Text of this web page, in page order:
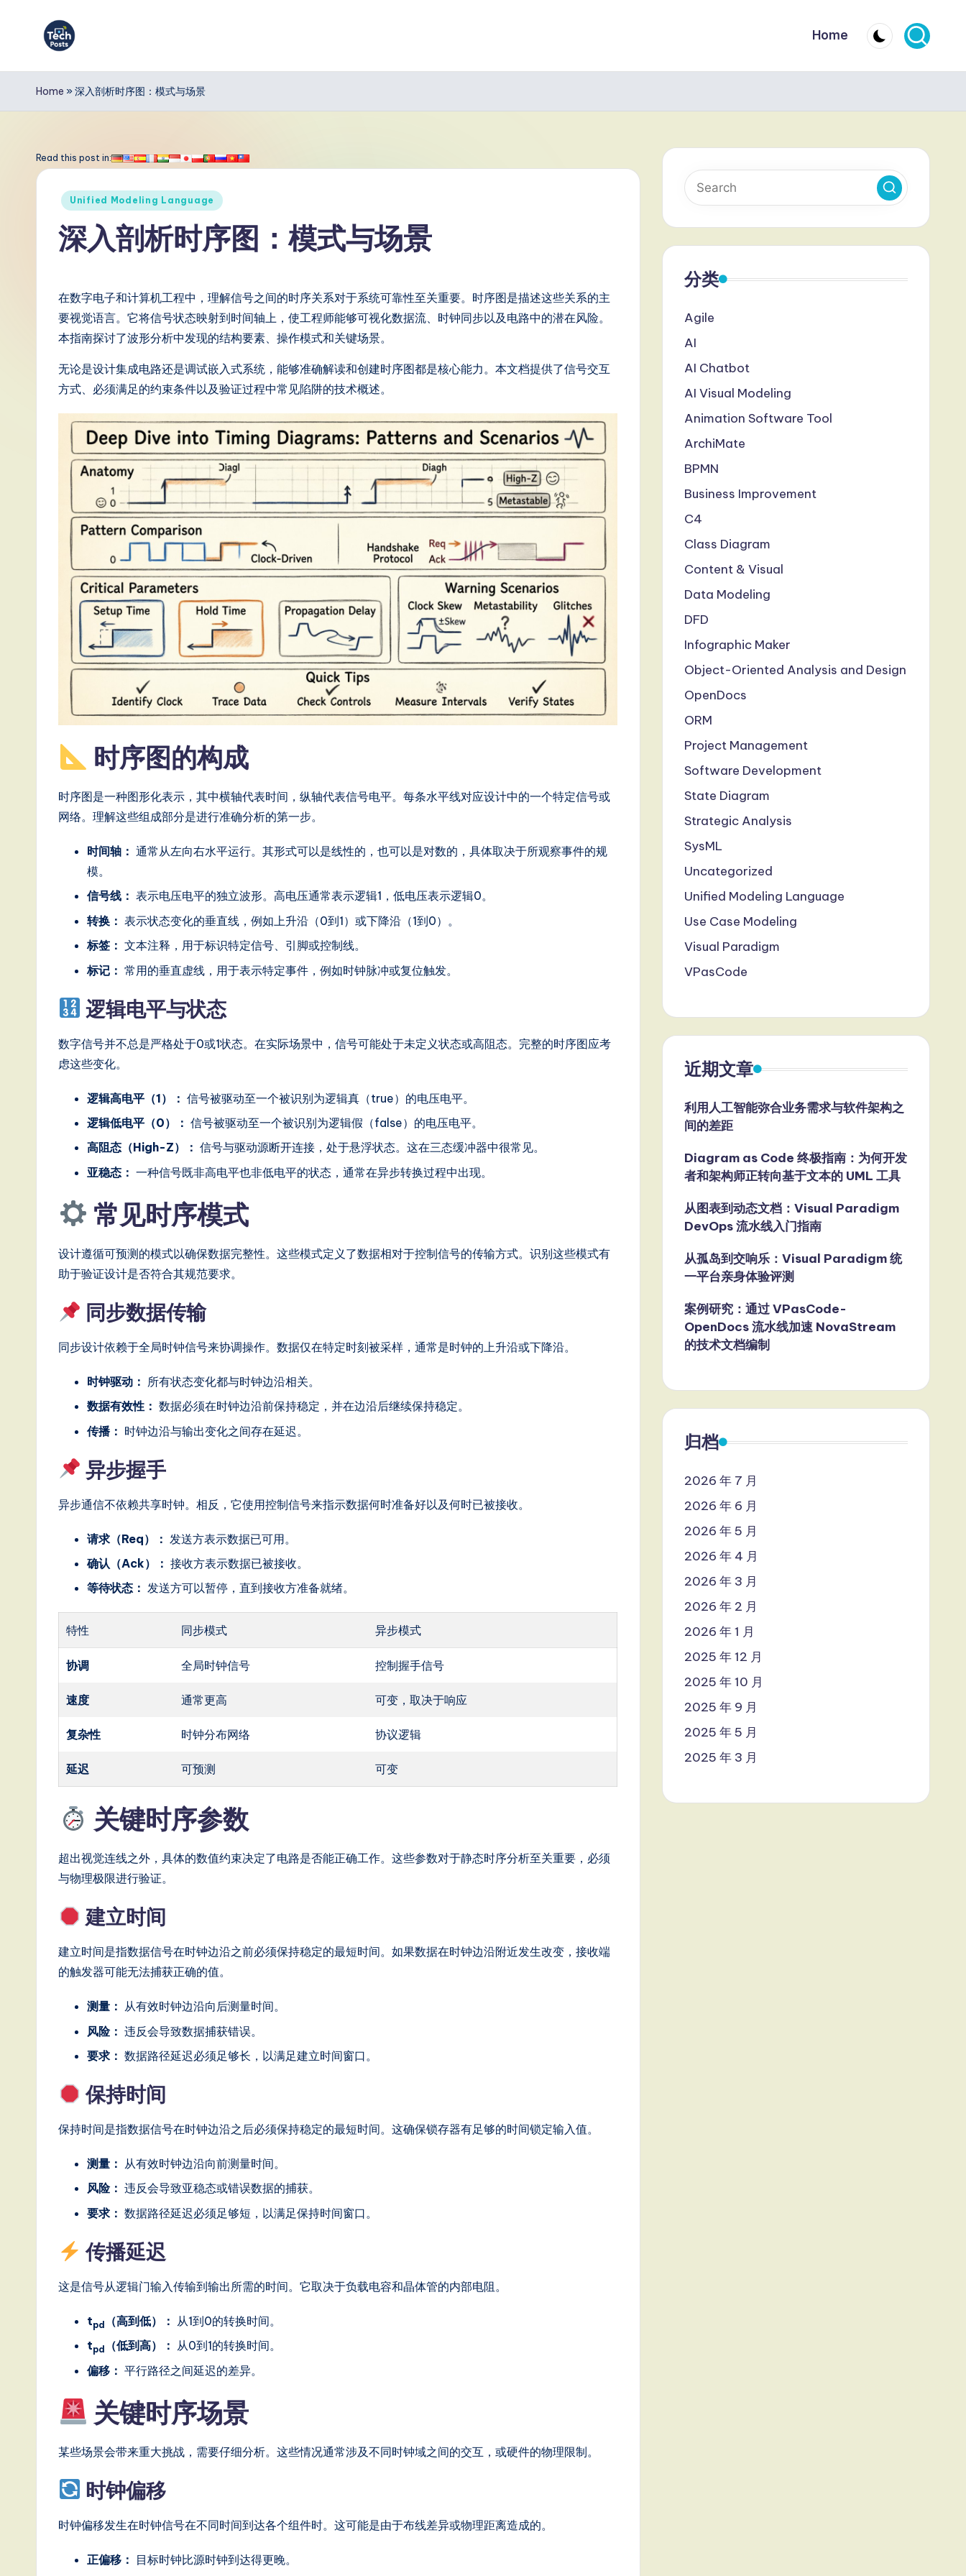
T
e
h
m
w
Home
Home » 深入剖析时序图：模式与场景
Read this post in:
Posted
Unified Modeling Language
深入剖析时序图：模式与场景
在数字电子和计算机工程中，理解信号之间的时序关系对于系统可靠性至关重要。时序图是描述这些关系的主
要视觉语言。它将信号状态映射到时间轴上，使工程师能够可视化数据流、时钟同步以及电路中的潜在风险。
本指南探讨了波形分析中发现的结构要素、操作模式和关键场景。
无论是设计集成电路还是调试嵌入式系统，能够准确解读和创建时序图都是核心能力。本文档提供了信号交互
方式、必须满足的约束条件以及验证过程中常见陷阱的技术概述。
时序图的构成
时序图是一种图形化表示，其中横轴代表时间，纵轴代表信号电平。每条水平线对应设计中的一个特定信号或
网络。理解这些组成部分是进行准确分析的第一步。
时间轴： 通常从左向右水平运行。其形式可以是线性的，也可以是对数的，具体取决于所观察事件的规
模。
信号线： 表示电压电平的独立波形。高电压通常表示逻辑1，低电压表示逻辑0。
转换： 表示状态变化的垂直线，例如上升沿（0到1）或下降沿（1到0）。
标签： 文本注释，用于标识特定信号、引脚或控制线。
标记： 常用的垂直虚线，用于表示特定事件，例如时钟脉冲或复位触发。
逻辑电平与状态
数字信号并不总是严格处于0或1状态。在实际场景中，信号可能处于未定义状态或高阻态。完整的时序图应考
虑这些变化。
逻辑高电平（1）： 信号被驱动至一个被识别为逻辑真（true）的电压电平。
逻辑低电平（0）： 信号被驱动至一个被识别为逻辑假（false）的电压电平。
高阻态（High-Z）： 信号与驱动源断开连接，处于悬浮状态。这在三态缓冲器中很常见。
亚稳态： 一种信号既非高电平也非低电平的状态，通常在异步转换过程中出现。
常见时序模式
设计遵循可预测的模式以确保数据完整性。这些模式定义了数据相对于控制信号的传输方式。识别这些模式有
助于验证设计是否符合其规范要求。
同步数据传输
同步设计依赖于全局时钟信号来协调操作。数据仅在特定时刻被采样，通常是时钟的上升沿或下降沿。
时钟驱动： 所有状态变化都与时钟边沿相关。
数据有效性： 数据必须在时钟边沿前保持稳定，并在边沿后继续保持稳定。
传播： 时钟边沿与输出变化之间存在延迟。
异步握手
异步通信不依赖共享时钟。相反，它使用控制信号来指示数据何时准备好以及何时已被接收。
请求（Req）： 发送方表示数据已可用。
确认（Ack）： 接收方表示数据已被接收。
等待状态： 发送方可以暂停，直到接收方准备就绪。
特性 同步模式 异步模式
协调 全局时钟信号 控制握手信号
速度 通常更高 可变，取决于响应
复杂性 时钟分布网络 协议逻辑
延迟 可预测 可变
关键时序参数
超出视觉连线之外，具体的数值约束决定了电路是否能正确工作。这些参数对于静态时序分析至关重要，必须
与物理极限进行验证。
建立时间
建立时间是指数据信号在时钟边沿之前必须保持稳定的最短时间。如果数据在时钟边沿附近发生改变，接收端
的触发器可能无法捕获正确的值。
测量： 从有效时钟边沿向后测量时间。
风险： 违反会导致数据捕获错误。
要求： 数据路径延迟必须足够长，以满足建立时间窗口。
保持时间
保持时间是指数据信号在时钟边沿之后必须保持稳定的最短时间。这确保锁存器有足够的时间锁定输入值。
测量： 从有效时钟边沿向前测量时间。
风险： 违反会导致亚稳态或错误数据的捕获。
要求： 数据路径延迟必须足够短，以满足保持时间窗口。
传播延迟
这是信号从逻辑门输入传输到输出所需的时间。它取决于负载电容和晶体管的内部电阻。
tpd （高到低）： 从1到0的转换时间。
tpd （低到高）： 从0到1的转换时间。
偏移： 平行路径之间延迟的差异。
关键时序场景
某些场景会带来重大挑战，需要仔细分析。这些情况通常涉及不同时钟域之间的交互，或硬件的物理限制。
时钟偏移
时钟偏移发生在时钟信号在不同时间到达各个组件时。这可能是由于布线差异或物理距离造成的。
正偏移： 目标时钟比源时钟到达得更晚。
分类
Agile
AI
AI Chatbot
AI Visual Modeling
Animation Software Tool
ArchiMate
BPMN
Business Improvement
C4
Class Diagram
Content & Visual
Data Modeling
DFD
Infographic Maker
Object-Oriented Analysis and Design
OpenDocs
ORM
Project Management
Software Development
State Diagram
Strategic Analysis
SysML
Uncategorized
Unified Modeling Language
Use Case Modeling
Visual Paradigm
VPasCode
近期文章
利用人工智能弥合业务需求与软件架构之
间的差距
Diagram as Code 终极指南：为何开发
者和架构师正转向基于文本的 UML 工具
从图表到动态文档：Visual Paradigm
DevOps 流水线入门指南
从孤岛到交响乐：Visual Paradigm 统
一平台亲身体验评测
案例研究：通过 VPasCode-
OpenDocs 流水线加速 NovaStream
的技术文档编制
归档
2026 年 7 月
2026 年 6 月
2026 年 5 月
2026 年 4 月
2026 年 3 月
2026 年 2 月
2026 年 1 月
2025 年 12 月
2025 年 10 月
2025 年 9 月
2025 年 5 月
2025 年 3 月